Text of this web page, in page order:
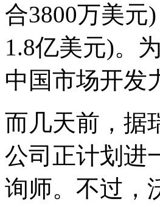
合3800万美元
1.8亿美元)。
中国市场开发
而几天前，据
公司正计划进
询师。不过，